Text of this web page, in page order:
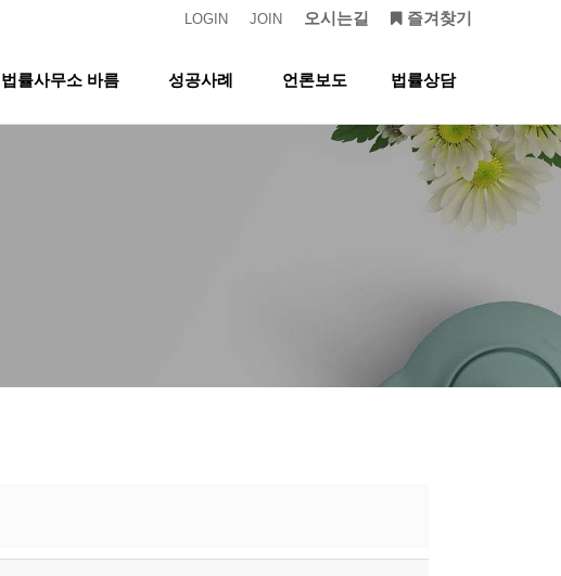
즐겨찾기
오시는길
JOIN
LOGIN
법률사무소 바름 성공사례 언론보도 법률상담